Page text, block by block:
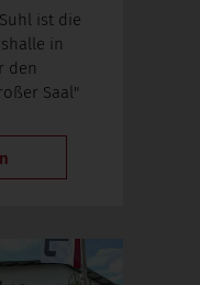
ist die
in
den
Saal"